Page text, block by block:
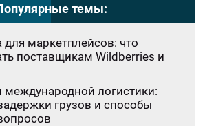
темы:
для маркетплейсов: что
поставщикам Wildberries и
международной логистики:
грузов и способы